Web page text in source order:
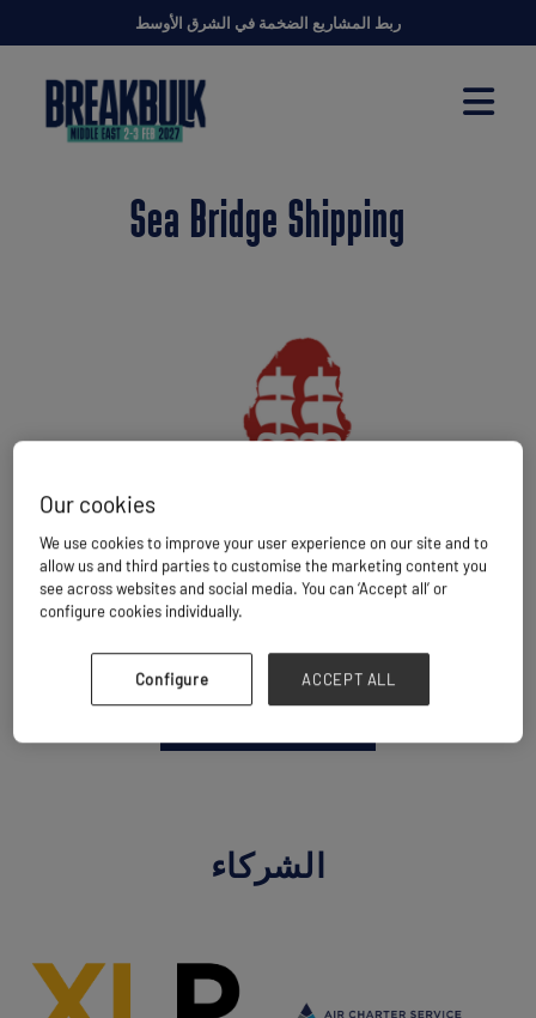
ربط المشاريع الضخمة في الشرق الأوسط
Sea Bridge Shipping
الشركاء
Our cookies
We use cookies to improve your user experience on our site and to
allow us and third parties to customise the marketing content you
see across websites and social media. You can ‘Accept all’ or
configure cookies individually.
Configure ACCEPT ALL